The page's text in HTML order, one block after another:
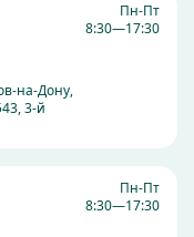
Пн-Пт
8:30—17:30
на-Дону,
3-й
Пн-Пт
8:30—17:30